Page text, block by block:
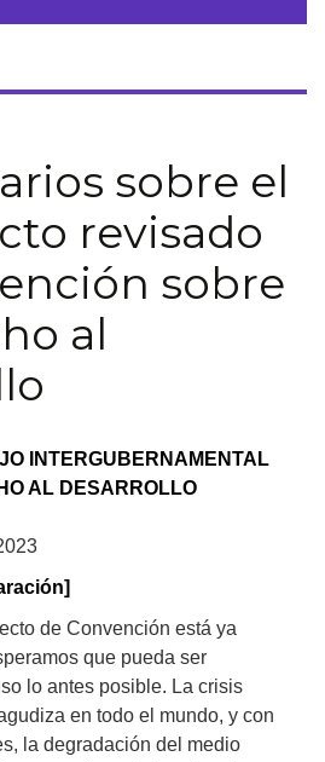
sobre el
revisado
sobre
al
INTERGUBERNAMENTAL
AL DESARROLLO
de Convención está ya
que pueda ser
lo antes posible. La crisis
en todo el mundo, y con
la degradación del medio